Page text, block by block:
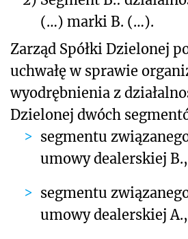
(…) marki B. (…).
Zarząd Spółki Dzielonej
uchwałę w sprawie
wyodrębnienia z
Dzielonej dwóch
segmentu
umowy dealerskiej
segmentu
umowy dealerskiej A.,